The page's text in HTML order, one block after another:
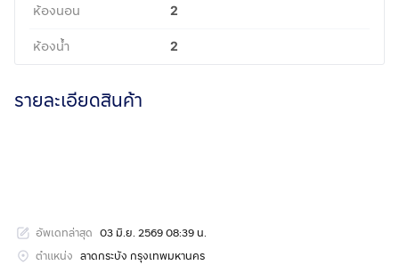
ห้องนอน 2
ห้องน้ำ 2
รายละเอียดสินค้า
อัพเดทล่าสุด 03 มิ.ย. 2569 08:39 น.
ตำแหน่ง ลาดกระบัง กรุงเทพมหานคร